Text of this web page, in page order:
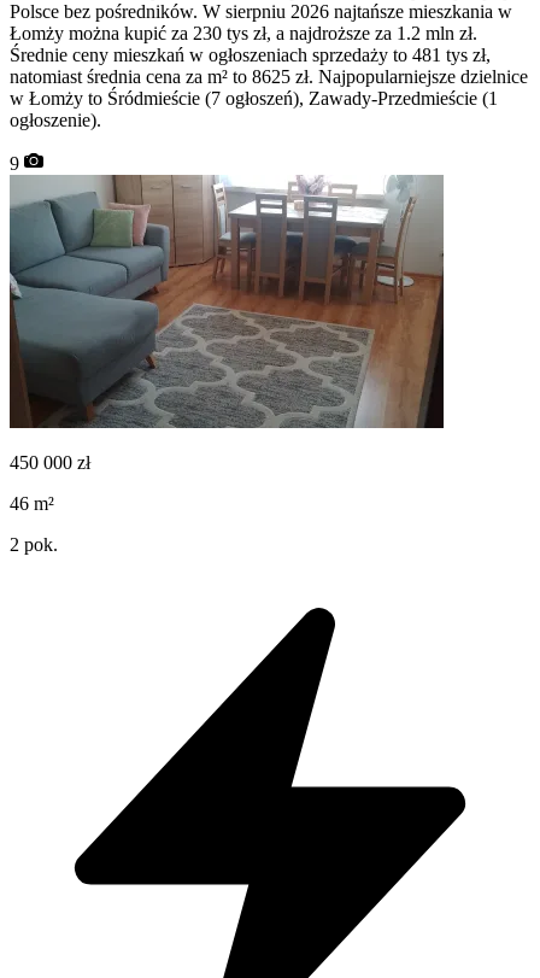
Polsce bez pośredników. W sierpniu 2026 najtańsze mieszkania w
Łomży można kupić za 230 tys zł, a najdroższe za 1.2 mln zł.
Średnie ceny mieszkań w ogłoszeniach sprzedaży to 481 tys zł,
natomiast średnia cena za m² to 8625 zł. Najpopularniejsze dzielnice
w Łomży to Śródmieście (7 ogłoszeń), Zawady-Przedmieście (1
ogłoszenie).
9
450 000 zł
46 m²
2 pok.